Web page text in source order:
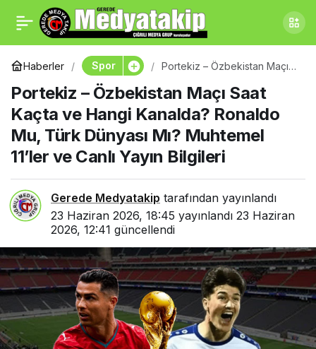
Haberler Spor
Portekiz – Özbekistan Maçı
Kanalda? Ronaldo Mu, Türk
Dünyası Mı? Muhtemel 11’ler
ve Canlı Yayın Bilgileri
Portekiz – Özbekistan Maçı Saat
Kaçta ve Hangi Kanalda? Ronaldo
Mu, Türk Dünyası Mı? Muhtemel
11’ler ve Canlı Yayın Bilgileri
Gerede Medyatakip tarafından yayınlandı
23 Haziran 2026, 18:45 yayınlandı 23 Haziran
2026, 12:41 güncellendi
Gerede Birçok İlden 200
Kişiyi Ağırladı
Paylaş